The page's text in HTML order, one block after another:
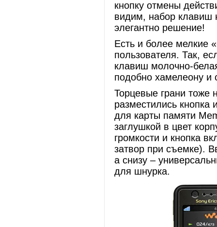
кнопку отмены
видим, набор клавиш
элегантно решение!
Есть и более мелкие
пользователя. Так,
клавиш молочно-
подобно хамелеону и
Торцевые грани тоже
разместились
для карты памяти
заглушкой в цвет
громкости и кнопка
затвор при съемке).
а снизу –
для шнурка.